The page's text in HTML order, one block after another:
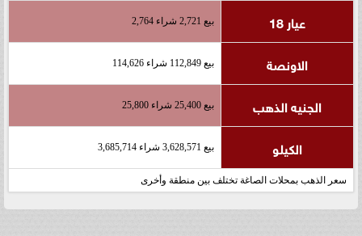
عيار 18 بيع 2,721 شراء 2,764
الاونصة بيع 112,849 شراء 114,626
الجنيه الذهب بيع 25,400 شراء 25,800
الكيلو بيع 3,628,571 شراء 3,685,714
سعر الذهب بمحلات الصاغة تختلف بين منطقة وأخرى